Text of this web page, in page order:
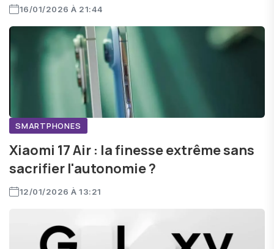
16/01/2026 À 21:44
SMARTPHONES
Xiaomi 17 Air : la finesse extrême sans
sacrifier l'autonomie ?
12/01/2026 À 13:21